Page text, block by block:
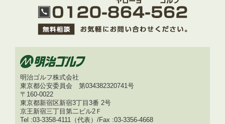
明治ゴルフ株式会社
東京都公安委員会 第034382320741号
〒160-0022
東京都新宿区新宿3丁目3番 2号
京王新宿三丁目第二ビル2Ｆ
Tel :03-3358-4111（代表）/Fax :03-3356-4668